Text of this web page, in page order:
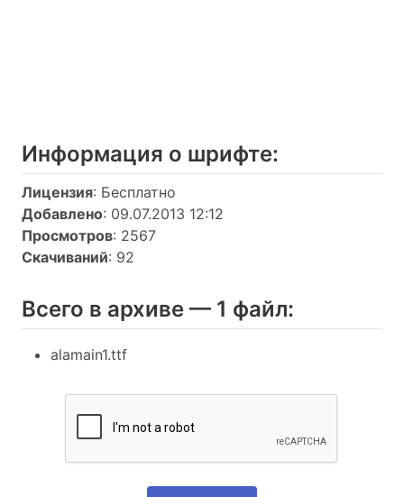
Информация о шрифтe:
Лицензия: Бесплатно
Добавлено: 09.07.2013 12:12
Просмотров: 2567
Скачиваний: 92
Всего в архиве — 1 файл:
alamain1.ttf